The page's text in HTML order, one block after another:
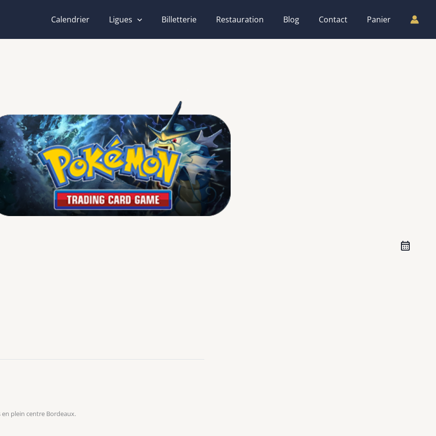
Calendrier Ligues Billetterie Restauration Blog Contact Panier
plein centre Bordeaux.